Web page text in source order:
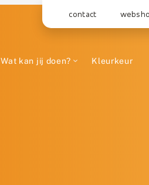
contact
Wat kan jij doen? Kleurkeur